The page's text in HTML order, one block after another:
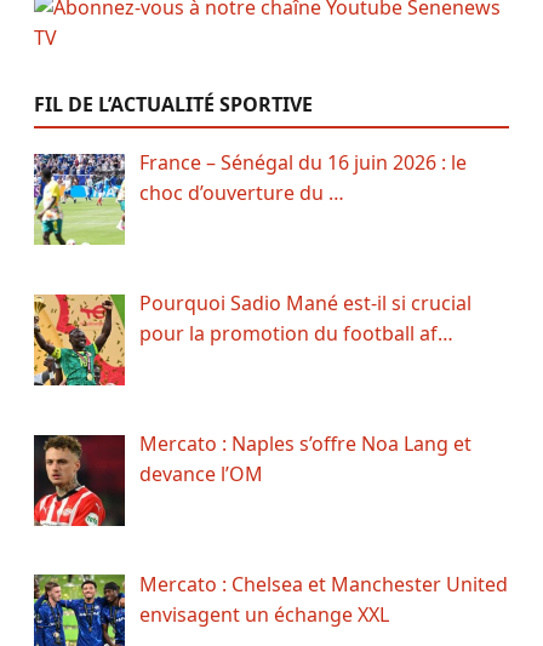
FIL DE L’ACTUALITÉ SPORTIVE
France – Sénégal du 16 juin 2026 : le
choc d’ouverture du …
Pourquoi Sadio Mané est-il si crucial
pour la promotion du football af…
Mercato : Naples s’offre Noa Lang et
devance l’OM
Mercato : Chelsea et Manchester United
envisagent un échange XXL